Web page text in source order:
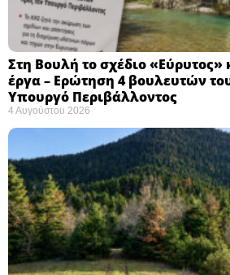
Στη Βουλή το σχέδιο «Εύρυτος»
έργα – Ερώτηση 4 βουλευτών
Υπουργό Περιβάλλοντος
4 Αυγούστου 2026